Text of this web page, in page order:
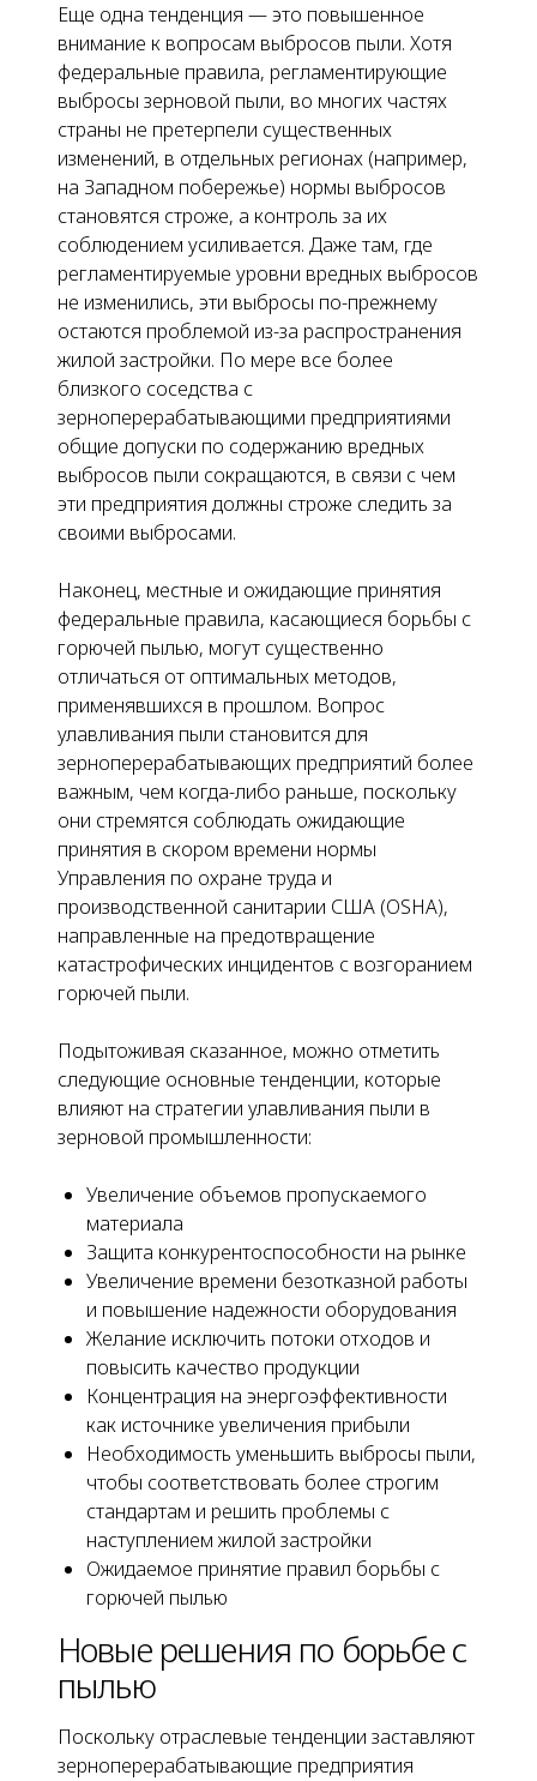
Еще одна тенденция — это повышенное
внимание к вопросам выбросов пыли. Хотя
федеральные правила, регламентирующие
выбросы зерновой пыли, во многих частях
страны не претерпели существенных
изменений, в отдельных регионах (например,
на Западном побережье) нормы выбросов
становятся строже, а контроль за их
соблюдением усиливается. Даже там, где
регламентируемые уровни вредных выбросов
не изменились, эти выбросы по-прежнему
остаются проблемой из-за распространения
жилой застройки. По мере все более
близкого соседства с
зерноперерабатывающими предприятиями
общие допуски по содержанию вредных
выбросов пыли сокращаются, в связи с чем
эти предприятия должны строже следить за
своими выбросами.
Наконец, местные и ожидающие принятия
федеральные правила, касающиеся борьбы с
горючей пылью, могут существенно
отличаться от оптимальных методов,
применявшихся в прошлом. Вопрос
улавливания пыли становится для
зерноперерабатывающих предприятий более
важным, чем когда-либо раньше, поскольку
они стремятся соблюдать ожидающие
принятия в скором времени нормы
Управления по охране труда и
производственной санитарии США (OSHA),
направленные на предотвращение
катастрофических инцидентов с возгоранием
горючей пыли.
Подытоживая сказанное, можно отметить
следующие основные тенденции, которые
влияют на стратегии улавливания пыли в
зерновой промышленности:
Увеличение объемов пропускаемого
материала
Защита конкурентоспособности на рынке
Увеличение времени безотказной работы
и повышение надежности оборудования
Желание исключить потоки отходов и
повысить качество продукции
Концентрация на энергоэффективности
как источнике увеличения прибыли
Необходимость уменьшить выбросы пыли,
чтобы соответствовать более строгим
стандартам и решить проблемы с
наступлением жилой застройки
Ожидаемое принятие правил борьбы с
горючей пылью
Новые решения по борьбе с
пылью
Поскольку отраслевые тенденции заставляют
зерноперерабатывающие предприятия